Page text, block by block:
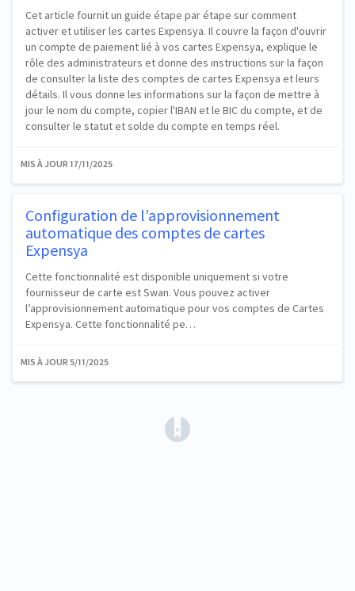
Cet article fournit un guide étape par étape sur comment
activer et utiliser les cartes Expensya. Il couvre la façon d'ouvrir
un compte de paiement lié à vos cartes Expensya, explique le
rôle des administrateurs et donne des instructions sur la façon
de consulter la liste des comptes de cartes Expensya et leurs
détails. Il vous donne les informations sur la façon de mettre à
jour le nom du compte, copier l'IBAN et le BIC du compte, et de
consulter le statut et solde du compte en temps réel.
MIS À JOUR 17/11/2025
Configuration de l’approvisionnement
automatique des comptes de cartes
Expensya
Cette fonctionnalité est disponible uniquement si votre
fournisseur de carte est Swan. Vous pouvez activer
l’approvisionnement automatique pour vos comptes de Cartes
Expensya. Cette fonctionnalité pe…
MIS À JOUR 5/11/2025